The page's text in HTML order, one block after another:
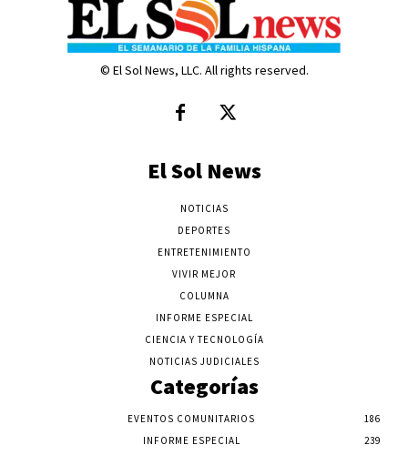
© El Sol News, LLC. All rights reserved.
El Sol News
NOTICIAS
DEPORTES
ENTRETENIMIENTO
VIVIR MEJOR
COLUMNA
INFORME ESPECIAL
CIENCIA Y TECNOLOGÍA
NOTICIAS JUDICIALES
Categorías
EVENTOS COMUNITARIOS
186
INFORME ESPECIAL
239